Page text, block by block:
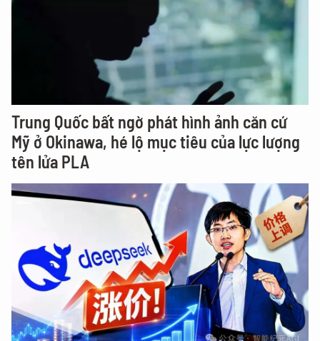
Trung Quốc bất ngờ phát hình ảnh căn cứ
Mỹ ở Okinawa, hé lộ mục tiêu của lực lượng
tên lửa PLA